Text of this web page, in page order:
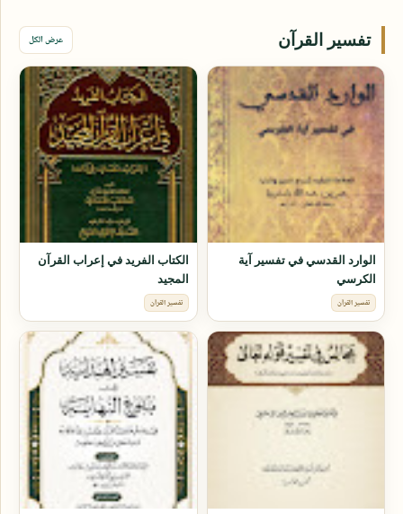
تفسير القرآن عرض الكل
الوارد القدسي في تفسير آية
الكرسي
تفسير القرآن
الكتاب الفريد في إعراب القرآن
المجيد
تفسير القرآن